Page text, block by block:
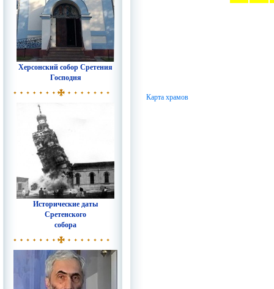
Херсонский собор Сретения
Господня
Исторические даты
Сретенского
собора
Карта храмов